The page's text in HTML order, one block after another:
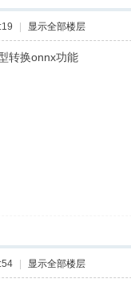
显示全部楼层
转换onnx功能
显示全部楼层